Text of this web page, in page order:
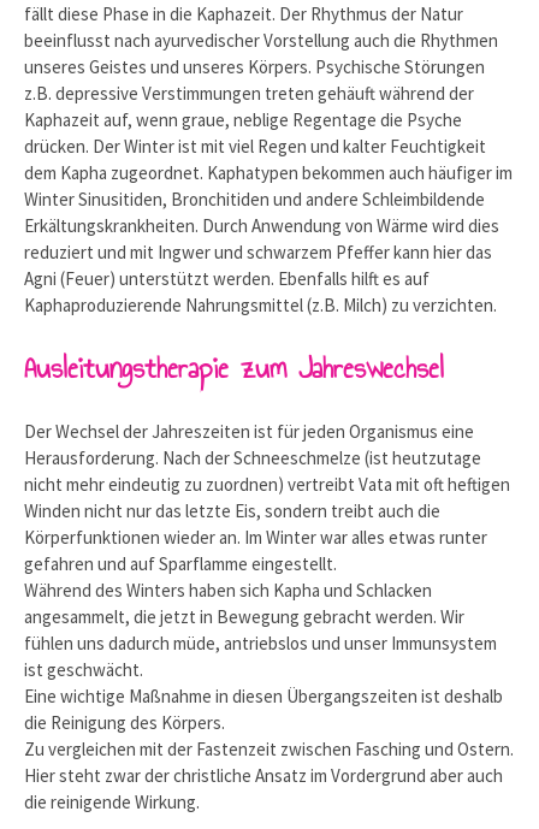
fällt diese Phase in die Kaphazeit. Der Rhythmus der Natur
beeinflusst nach ayurvedischer Vorstellung auch die Rhythmen
unseres Geistes und unseres Körpers. Psychische Störungen
z.B. depressive Verstimmungen treten gehäuft während der
Kaphazeit auf, wenn graue, neblige Regentage die Psyche
drücken. Der Winter ist mit viel Regen und kalter Feuchtigkeit
dem Kapha zugeordnet. Kaphatypen bekommen auch häufiger im
Winter Sinusitiden, Bronchitiden und andere Schleimbildende
Erkältungskrankheiten. Durch Anwendung von Wärme wird dies
reduziert und mit Ingwer und schwarzem Pfeffer kann hier das
Agni (Feuer) unterstützt werden. Ebenfalls hilft es auf
Kaphaproduzierende Nahrungsmittel (z.B. Milch) zu verzichten.
Ausleitungstherapie zum Jahreswechsel
Der Wechsel der Jahreszeiten ist für jeden Organismus eine
Herausforderung. Nach der Schneeschmelze (ist heutzutage
nicht mehr eindeutig zu zuordnen) vertreibt Vata mit oft heftigen
Winden nicht nur das letzte Eis, sondern treibt auch die
Körperfunktionen wieder an. Im Winter war alles etwas runter
gefahren und auf Sparflamme eingestellt.
Während des Winters haben sich Kapha und Schlacken
angesammelt, die jetzt in Bewegung gebracht werden. Wir
fühlen uns dadurch müde, antriebslos und unser Immunsystem
ist geschwächt.
Eine wichtige Maßnahme in diesen Übergangszeiten ist deshalb
die Reinigung des Körpers.
Zu vergleichen mit der Fastenzeit zwischen Fasching und Ostern.
Hier steht zwar der christliche Ansatz im Vordergrund aber auch
die reinigende Wirkung.